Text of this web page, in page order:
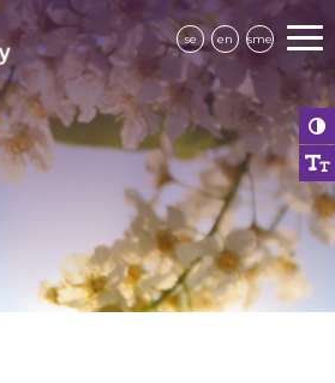
se en sme